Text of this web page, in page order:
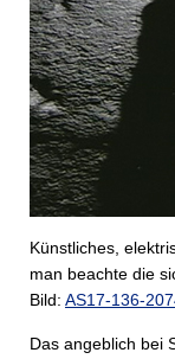
Künstliches,
man beachte die
Bild: AS17-136-
Das angeblich bei